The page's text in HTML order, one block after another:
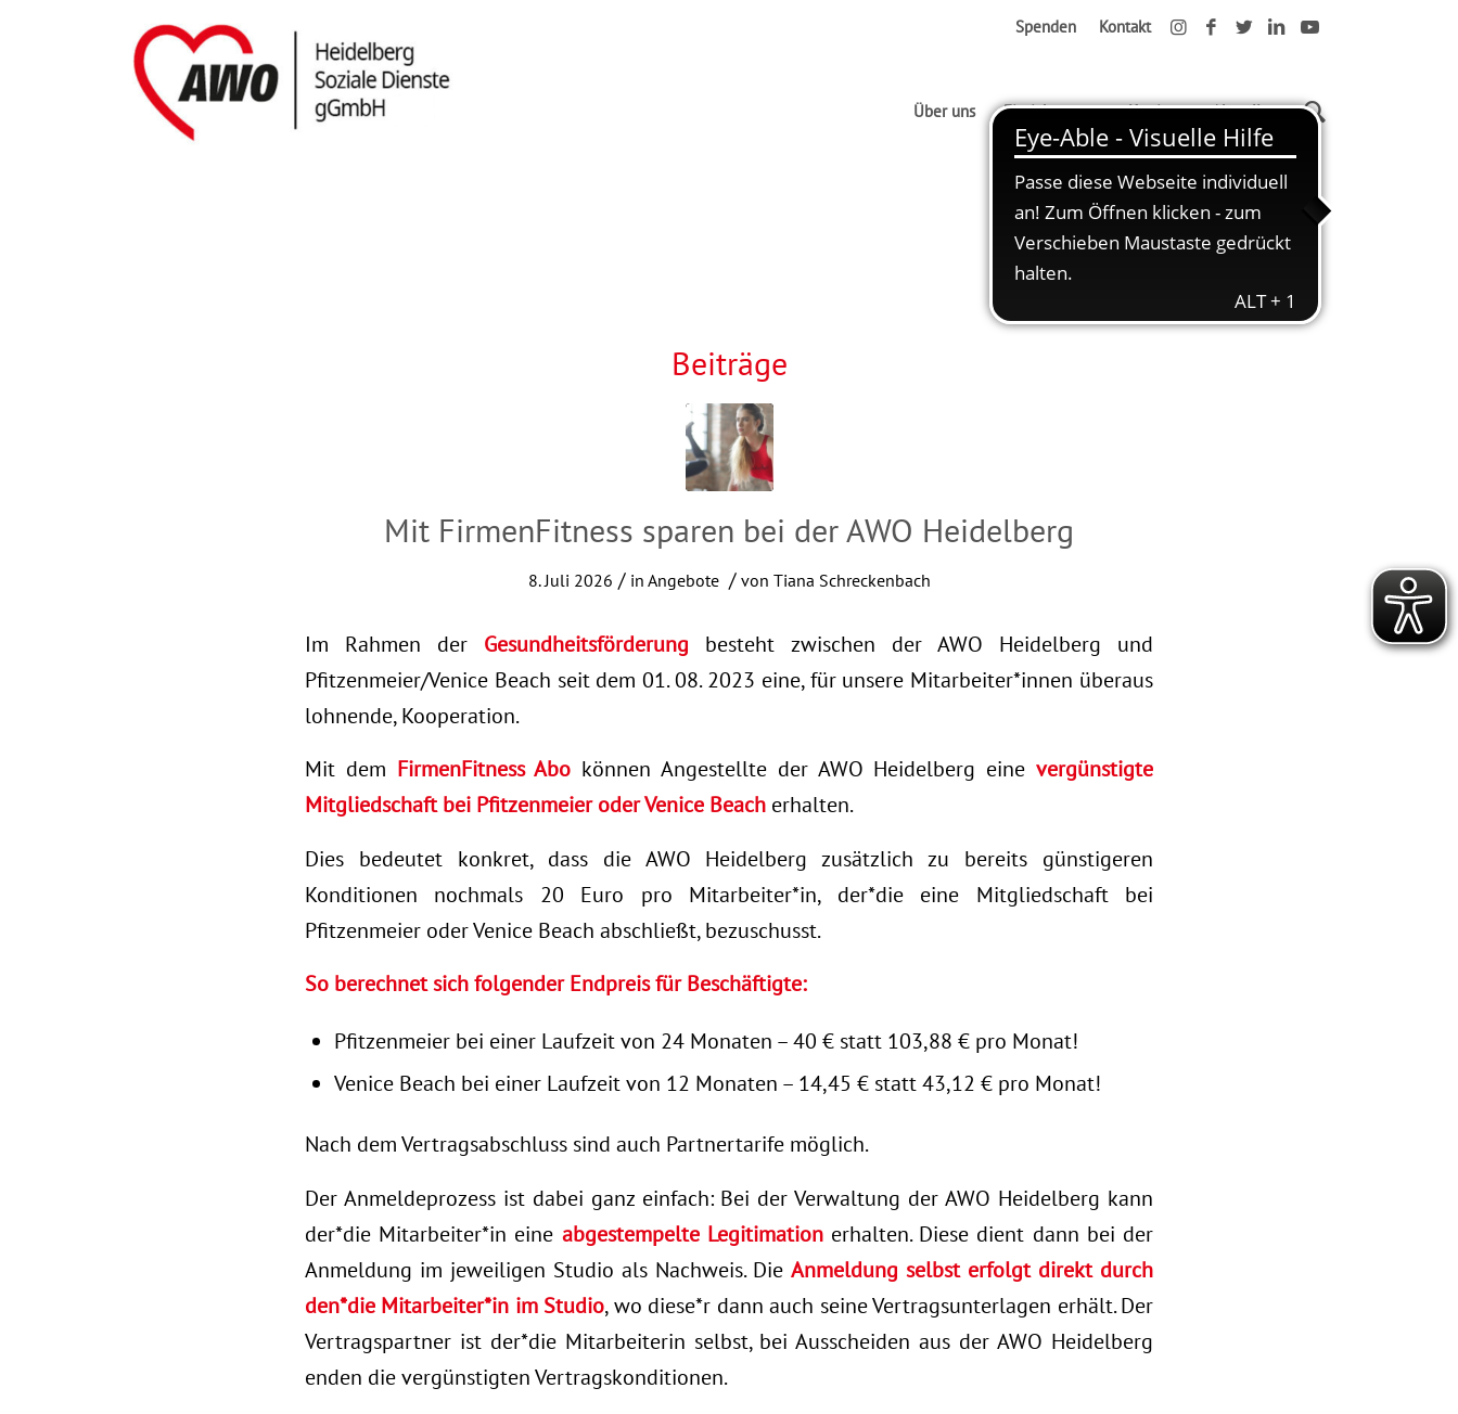
Spenden Kontakt
Über uns Einrichtungen Karriere Aktuelles
Startseite Gesundheit
Beiträge
Mit FirmenFitness sparen bei der AWO Heidelberg
8. Juli 2026 / in Angebote / von Tiana Schreckenbach
Im Rahmen der Gesundheitsförderung besteht zwischen der AWO Heidelberg und
Pfitzenmeier/Venice Beach seit dem 01. 08. 2023 eine, für unsere Mitarbeiter*innen überaus
lohnende, Kooperation.
Mit dem FirmenFitness Abo können Angestellte der AWO Heidelberg einevergünstigte
Mitgliedschaft bei Pfitzenmeier oder Venice Beach erhalten.
Dies bedeutet konkret, dass die AWO Heidelberg zusätzlich zu bereits günstigeren
Konditionen nochmals 20 Euro pro Mitarbeiter*in, der*die eine Mitgliedschaft bei
Pfitzenmeier oder Venice Beach abschließt, bezuschusst.
So berechnet sich folgender Endpreis für Beschäftigte:
Pfitzenmeier bei einer Laufzeit von 24 Monaten – 40 € statt 103,88 € pro Monat!
Venice Beach bei einer Laufzeit von 12 Monaten – 14,45 € statt 43,12 € pro Monat!
Nach dem Vertragsabschluss sind auch Partnertarife möglich.
Der Anmeldeprozess ist dabei ganz einfach: Bei der Verwaltung der AWO Heidelberg kann
der*die Mitarbeiter*in eine abgestempelte Legitimationerhalten. Diese dient dann bei der
Anmeldung im jeweiligen Studio als Nachweis. Die Anmeldung selbst erfolgt direkt durch
den*die Mitarbeiter*in im Studio, wo diese*r dann auch seine Vertragsunterlagen erhält. Der
Vertragspartner ist der*die Mitarbeiterin selbst, bei Ausscheiden aus der AWO Heidelberg
enden die vergünstigten Vertragskonditionen.